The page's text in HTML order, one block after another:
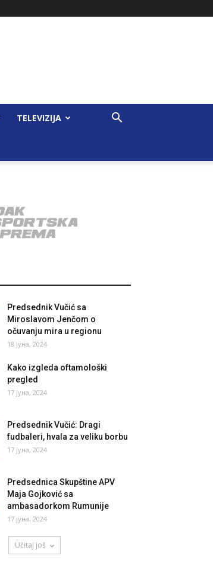
TELEVIZIJA
Predsednik Vučić sa
Miroslavom Jenčom o
očuvanju mira u regionu
18 јуна, 2024
Kako izgleda oftamološki
pregled
17 јуна, 2024
Predsednik Vučić: Dragi
fudbaleri, hvala za veliku borbu
17 јуна, 2024
Predsednica Skupštine APV
Maja Gojković sa
ambasadorkom Rumunije
17 јуна, 2024
Učitaj još